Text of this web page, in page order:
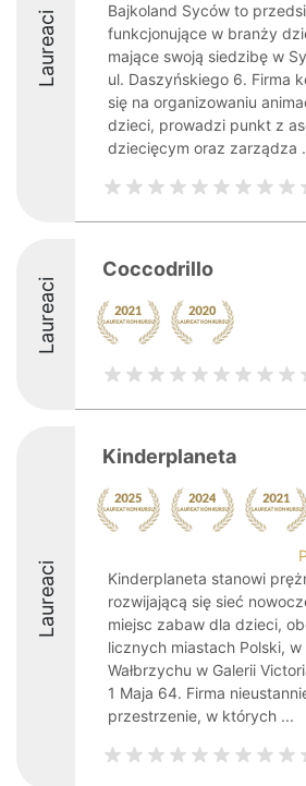
Laureaci
Bajkoland Syców to
funkcjonujące w branży
mające swoją siedzibę w
ul. Daszyńskiego 6. Firma
się na organizowaniu
dzieci, prowadzi punkt z
dziecięcym oraz zarządza
Laureaci
Coccodrillo
Laureaci
Kinderplaneta
Kinderplaneta stanowi
rozwijającą się sieć
miejsc zabaw dla dzieci,
licznych miastach Polski,
Wałbrzychu w Galerii
1 Maja 64. Firma
przestrzenie, w których ...